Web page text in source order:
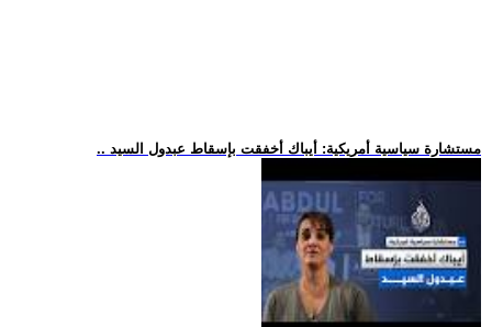
.. مستشارة سياسية أمريكية: أيباك أخفقت بإسقاط عبدول السيد